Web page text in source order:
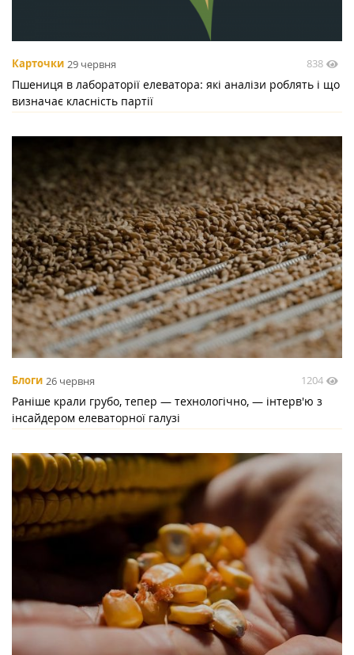
Карточки 29 червня 838
Пшениця в лабораторії елеватора: які аналізи роблять і що
визначає класність партії
Блоги 26 червня 1204
Раніше крали грубо, тепер — технологічно, — інтерв'ю з
інсайдером елеваторної галузі